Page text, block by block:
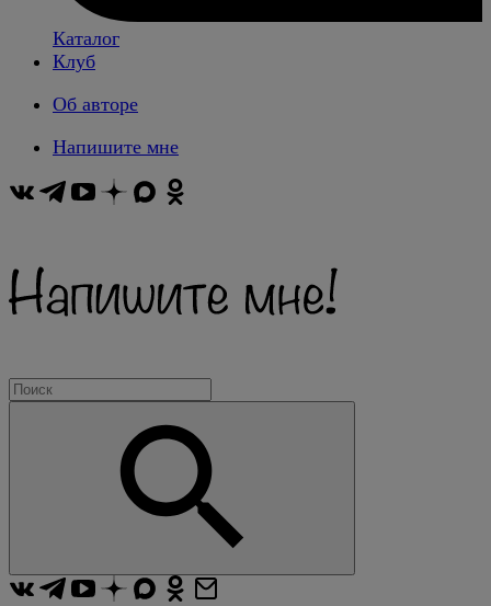
Каталог
Клуб
Об авторе
Напишите мне